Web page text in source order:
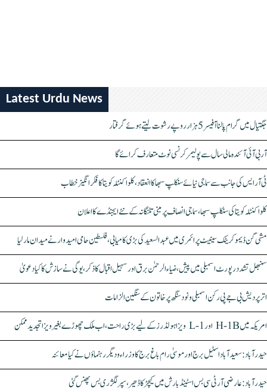
Latest Urdu News
جگتیال میں گرام پالنا آفیسر 5 ہزار روپے رشوت لیتے ہوئے گرفتار
آر بی آئی آئندہ مالی سال سے پولیمر کرنسی نوٹ متعارف کرائے گا
ٹی آر ایس کی جانب سے سماجی نیائے سنکلپ سبھا کا انعقاد، کلواکنٹلہ کویتا کا فکر انگیز خطاب
کلواکنٹلہ کویتا کی سنکلپ سبھا، سماجی انصاف پر مبنی تلنگانہ کے نئے ایجنڈے کا اعلان
مشی گن ڈیموکریٹک سینیٹ پرائمری میں عبدالسعید کی بڑی کامیابی، فلسطین حامی امیدوار نے میدان مار لیا
سنبھل تشدد رپورٹ اسمبلی میں پیش، ضیاء الرحمٰن برق اور سہیل اقبال کا ذکر، یوگی نے سازش کا کیا دعویٰ
اتر پردیش بی جے پی رکن اسمبلی ونود سنگھ پر خاتون کے سنگین الزامات
امریکہ میں H-1B اور L-1 ویزا ہولڈرز کے لیے بڑی راحت، اب ملک چھوڑے بغیر ویزا تجدید ممکن
حیدرآباد: سعیدآباد اسٹیل برج اور موسیٰ رام باغ برج کا وزراء و دیگر رہنماؤں نے کیا معائنہ
حیدرآباد: عارضی آر ٹی سی بس اسٹینڈ بارش میں کیچڑ کا ڈھیر، سپر لگژری بس پھنس گئی